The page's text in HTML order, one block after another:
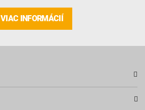
VIAC INFORMÁCIÍ